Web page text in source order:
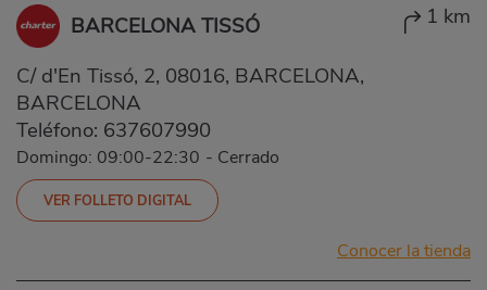
BARCELONA TISSÓ 1 km
C/ d'En Tissó, 2, 08016, BARCELONA,
BARCELONA
Teléfono: 637607990
Domingo: 09:00-22:30 - Cerrado
VER FOLLETO DIGITAL
Conocer la tienda